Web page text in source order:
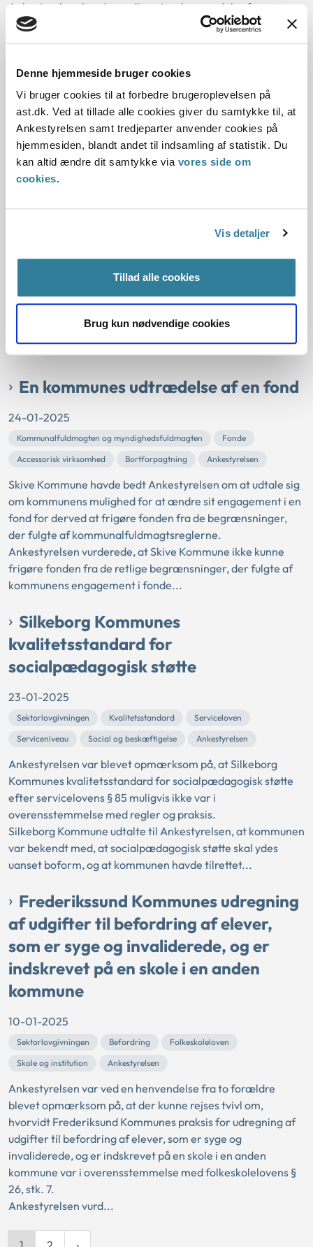
Denne hjemmeside bruger cookies
Vi bruger cookies til at forbedre brugeroplevelsen på
ast.dk. Ved at tillade alle cookies giver du samtykke til, at
Ankestyrelsen samt tredjeparter anvender cookies på
hjemmesiden, blandt andet til indsamling af statistik. Du
kan altid ændre dit samtykke via vores side om
cookies.
Vis detaljer
Tillad alle cookies
Brug kun nødvendige cookies
Ankestyrelsen havde modtaget en henvendelse fra en
borger om, at byrådet i Ishøj Kommune i forbindelse med et
møde havde afholdt et minuts stilhed med henvisning ”til
Ankestyrelsen fandt ikke anledning til at rejse en tilsynssag
om byrådets handling.
Skive Kommunes kvalitetsstandard
for socialpædagogisk støtte
29-01-2025
Kommunes kvalitetsstandard for socialpædagogisk støtte
efter servicelovens § 85 muligvis ikke var i
overensstemmelse med regler og praksis.
bekendt med, at målgruppen for socialpædagogisk støtte
omfatter borgere, der bor i botilbud og på pleje...
En kommunes udtrædelse af en fond
24-01-2025
Kommunalfuldmagten og myndighedsfuldmagten
Fonde
Accessorisk virksomhed
Bortforpagtning Ankestyrelsen
Skive Kommune havde bedt Ankestyrelsen om at udtale sig
om kommunens mulighed for at ændre sit engagement i en
fond for derved at frigøre fonden fra de begrænsninger,
der fulgte af kommunalfuldmagtsreglerne.
Ankestyrelsen vurderede, at Skive Kommune ikke kunne
frigøre fonden fra de retlige begrænsninger, der fulgte af
kommunens engagement i fonde...
Silkeborg Kommunes
kvalitetsstandard for
socialpædagogisk støtte
23-01-2025
Sektorlovgivningen Kvalitetsstandard
Serviceloven
Serviceniveau
Social og beskæftigelse Ankestyrelsen
Ankestyrelsen var blevet opmærksom på, at Silkeborg
Kommunes kvalitetsstandard for socialpædagogisk støtte
efter servicelovens § 85 muligvis ikke var i
overensstemmelse med regler og praksis.
Silkeborg Kommune udtalte til Ankestyrelsen, at kommunen
var bekendt med, at socialpædagogisk støtte skal ydes
uanset boform, og at kommunen havde tilrettet...
Frederikssund Kommunes udregning
af udgifter til befordring af elever,
som er syge og invaliderede, og er
indskrevet på en skole i en anden
kommune
10-01-2025
Sektorlovgivningen Befordring
Folkeskoleloven
Skole og institution
Ankestyrelsen
Ankestyrelsen var ved en henvendelse fra to forældre
blevet opmærksom på, at der kunne rejses tvivl om,
hvorvidt Frederiksund Kommunes praksis for udregning af
udgifter til befordring af elever, som er syge og
invaliderede, og er indskrevet på en skole i en anden
kommune var i overensstemmelse med folkeskolelovens §
26, stk. 7.
Ankestyrelsen vurd...